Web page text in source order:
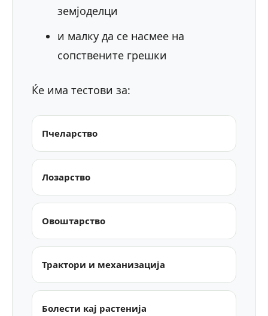
земјоделци
и малку да се насмее на
сопствените грешки
Ќе има тестови за:
Пчеларство
Лозарство
Овоштарство
Трактори и механизација
Болести кај растенија